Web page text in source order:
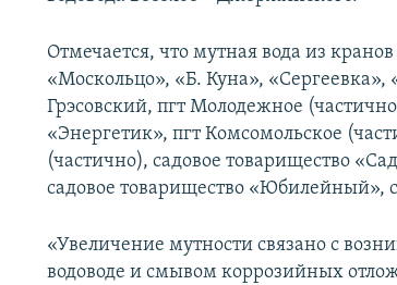
Отмечается, что мутная вода из
«Москольцо», «Б. Куна», «Сергеевка»,
Грэсовский, пгт Молодежное
«Энергетик», пгт Комсомольское
(частично), садовое товарищество
садовое товарищество «Юбилейный»,
«Увеличение мутности связано с
водоводе и смывом коррозийных